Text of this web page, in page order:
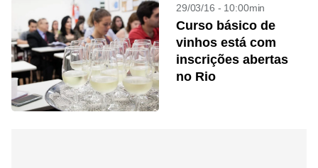
29/03/16 - 10:00min
Curso básico de
vinhos está com
inscrições abertas
no Rio